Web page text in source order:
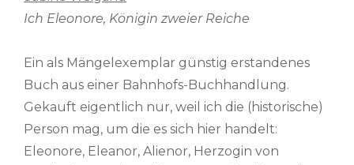
Ich Eleonore, Königin zweier Reiche
Ein als Mängelexemplar günstig erstandenes
Buch aus einer Bahnhofs-Buchhandlung.
Gekauft eigentlich nur, weil ich die (historische)
Person mag, um die es sich hier handelt:
Eleonore, Eleanor, Alienor, Herzogin von